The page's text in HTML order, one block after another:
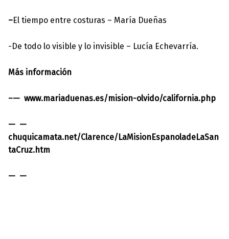
–El tiempo entre costuras – María Dueñas
-De todo lo visible y lo invisible – Lucía Echevarría.
Más información
– www.mariaduenas.es/mision-olvido/california.php
chuquicamata.net/Clarence/LaMisionEspanoladeLaSan
taCruz.htm